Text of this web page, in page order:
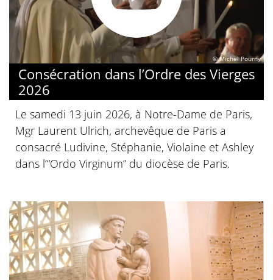
© Michel Pourny
Consécration dans l’Ordre des Vierges
2026
Le samedi 13 juin 2026, à Notre-Dame de Paris,
Mgr Laurent Ulrich, archevêque de Paris a
consacré Ludivine, Stéphanie, Violaine et Ashley
dans l’“Ordo Virginum” du diocèse de Paris.